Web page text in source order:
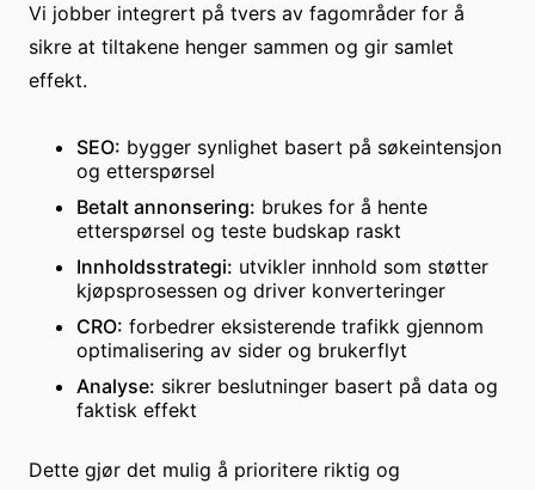
Vi jobber integrert på tvers av fagområder for å
sikre at tiltakene henger sammen og gir samlet
effekt.
SEO: bygger synlighet basert på søkeintensjon
og etterspørsel
Betalt annonsering: brukes for å hente
etterspørsel og teste budskap raskt
Innholdsstrategi: utvikler innhold som støtter
kjøpsprosessen og driver konverteringer
CRO: forbedrer eksisterende trafikk gjennom
optimalisering av sider og brukerflyt
Analyse: sikrer beslutninger basert på data og
faktisk effekt
Dette gjør det mulig å prioritere riktig og